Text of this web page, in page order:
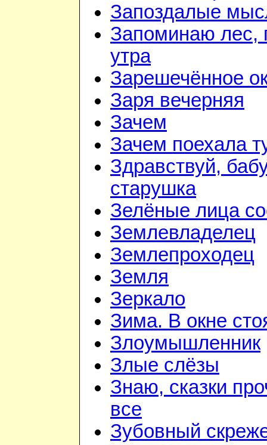
Запоздалые
Запоминаю лес,
утра
Зарешечённое
Заря вечерняя
Зачем
Зачем поехала
Здравствуй,
старушка
Зелёные лица
Землевладелец
Землепроходец
Земля
Зеркало
Зима. В окне
Злоумышленник
Злые слёзы
Знаю, сказки
все
Зубовный